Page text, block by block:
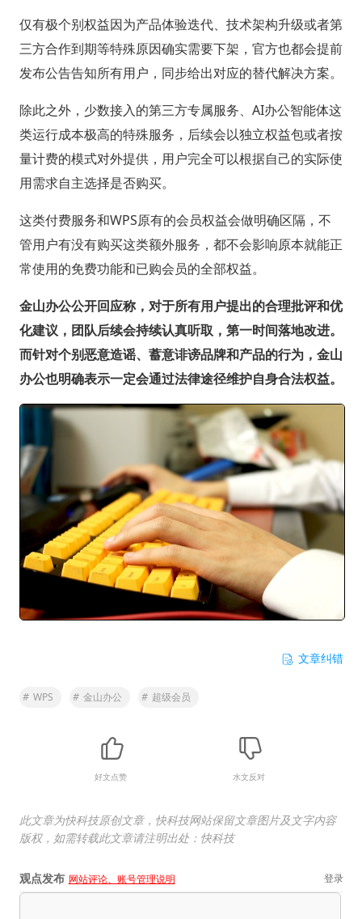
仅有极个别权益因为产品体验迭代、技术架构升级或者第
三方合作到期等特殊原因确实需要下架，官方也都会提前
发布公告告知所有用户，同步给出对应的替代解决方案。
除此之外，少数接入的第三方专属服务、AI办公智能体这
类运行成本极高的特殊服务，后续会以独立权益包或者按
量计费的模式对外提供，用户完全可以根据自己的实际使
用需求自主选择是否购买。
这类付费服务和WPS原有的会员权益会做明确区隔，不
管用户有没有购买这类额外服务，都不会影响原本就能正
常使用的免费功能和已购会员的全部权益。
金山办公公开回应称，对于所有用户提出的合理批评和优
化建议，团队后续会持续认真听取，第一时间落地改进。
而针对个别恶意造谣、蓄意诽谤品牌和产品的行为，金山
办公也明确表示一定会通过法律途径维护自身合法权益。
文章纠错
# WPS # 金山办公 # 超级会员
好文点赞 水文反对
此文章为快科技原创文章，快科技网站保留文章图片及文字内容
版权，如需转载此文章请注明出处：快科技
观点发布 网站评论、账号管理说明 登录